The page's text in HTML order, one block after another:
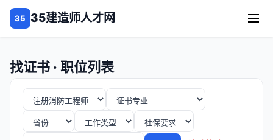
35 35建造师人才网
找证书 · 职位列表